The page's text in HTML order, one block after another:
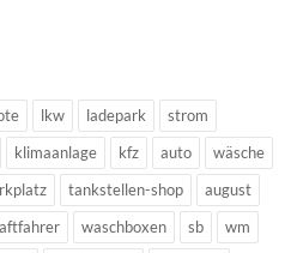
lkw ladepark
strom
klimaanlage kfz auto
wäsche
tankstellen-shop
august
waschboxen sb
wm